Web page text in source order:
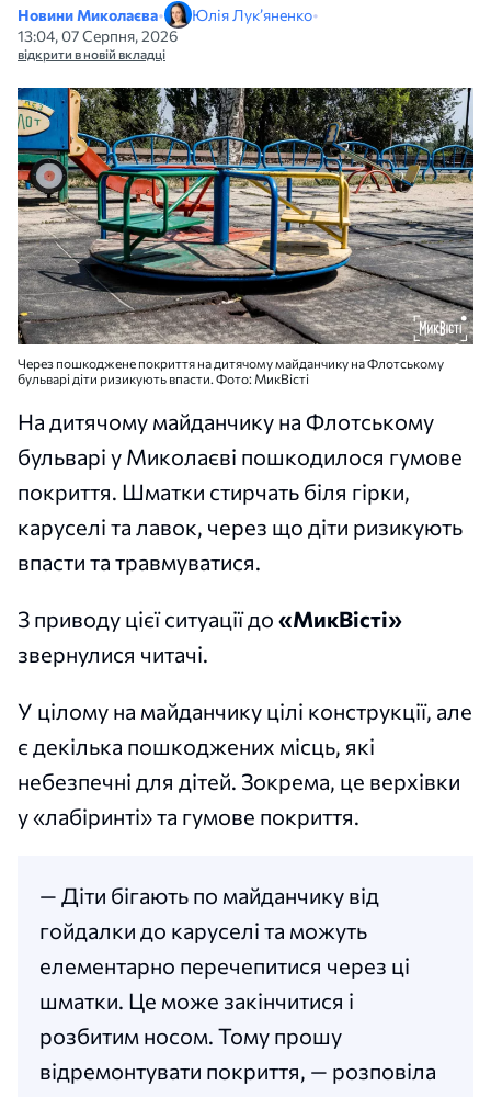
Новини Миколаєва• Юлія Лук’яненко•
13:04, 07 Серпня, 2026
відкрити в новій вкладці
Через пошкоджене покриття на дитячому майданчику на Флотському
бульварі діти ризикують впасти. Фото: МикВісті
На дитячому майданчику на Флотському
бульварі у Миколаєві пошкодилося гумове
покриття. Шматки стирчать біля гірки,
каруселі та лавок, через що діти ризикують
впасти та травмуватися.
З приводу цієї ситуації до «МикВісті»
звернулися читачі.
У цілому на майданчику цілі конструкції, але
є декілька пошкоджених місць, які
небезпечні для дітей. Зокрема, це верхівки
у «лабіринті» та гумове покриття.
— Діти бігають по майданчику від
гойдалки до каруселі та можуть
елементарно перечепитися через ці
шматки. Це може закінчитися і
розбитим носом. Тому прошу
відремонтувати покриття, — розповіла